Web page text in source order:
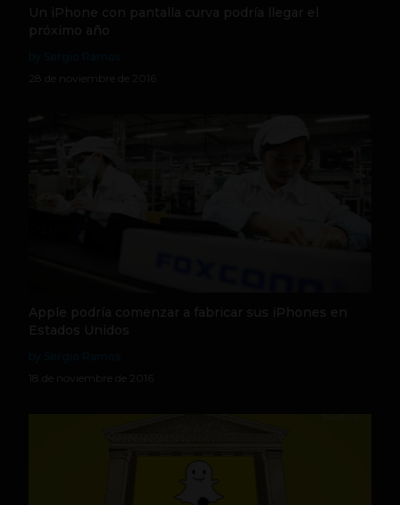
Un iPhone con pantalla curva podría llegar el
próximo año
28 de noviembre de 2016
Apple podría comenzar a fabricar sus iPhones en
Estados Unidos
18 de noviembre de 2016